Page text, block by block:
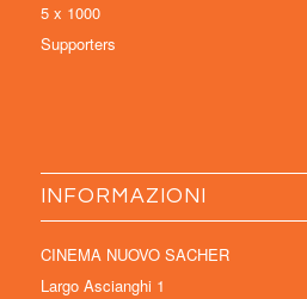
5 x 1000
Supporters
INFORMAZIONI
CINEMA NUOVO SACHER
Largo Ascianghi 1